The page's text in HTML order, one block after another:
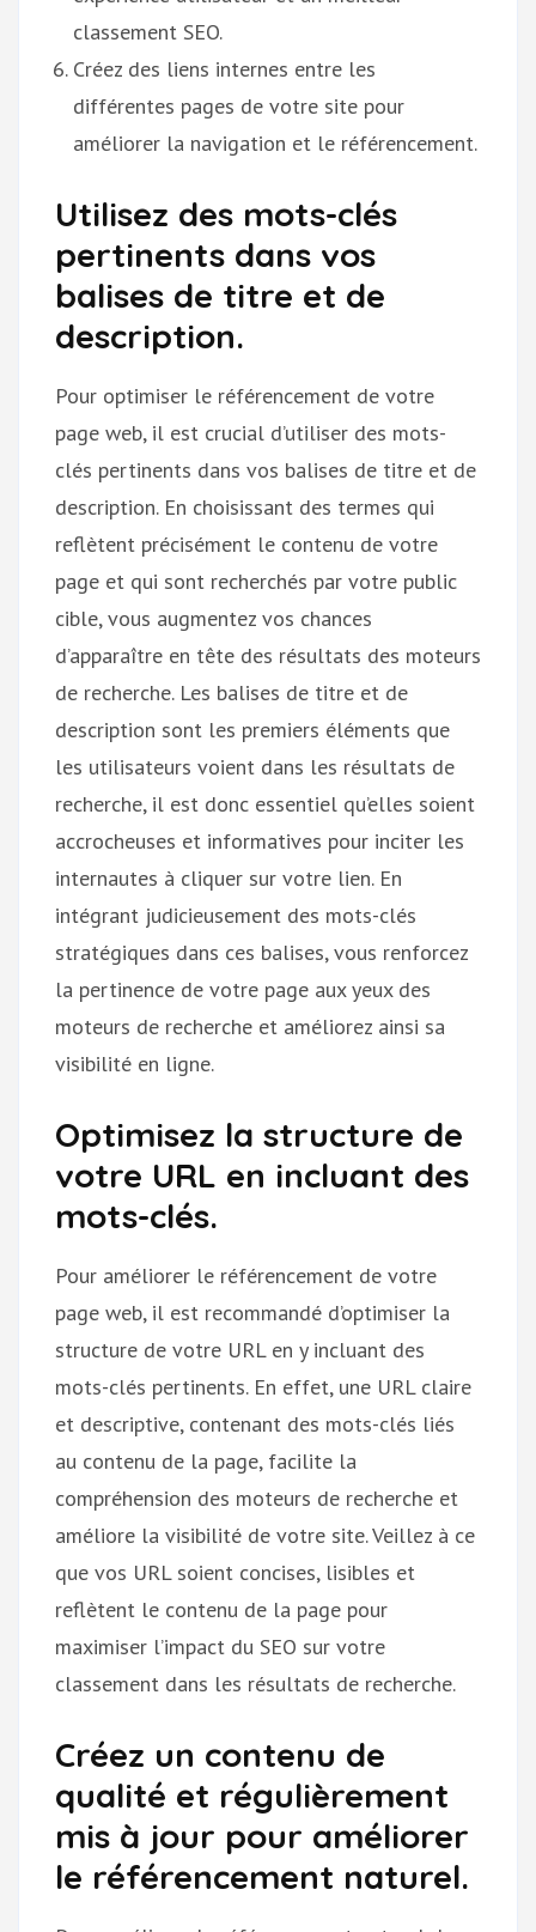
classement SEO.
Créez des liens internes entre les
différentes pages de votre site pour
améliorer la navigation et le référencement.
Utilisez des mots-clés
pertinents dans vos
balises de titre et de
description.
Pour optimiser le référencement de votre
page web, il est crucial d’utiliser des mots-
clés pertinents dans vos balises de titre et de
description. En choisissant des termes qui
reflètent précisément le contenu de votre
page et qui sont recherchés par votre public
cible, vous augmentez vos chances
d’apparaître en tête des résultats des moteurs
de recherche. Les balises de titre et de
description sont les premiers éléments que
les utilisateurs voient dans les résultats de
recherche, il est donc essentiel qu’elles soient
accrocheuses et informatives pour inciter les
internautes à cliquer sur votre lien. En
intégrant judicieusement des mots-clés
stratégiques dans ces balises, vous renforcez
la pertinence de votre page aux yeux des
moteurs de recherche et améliorez ainsi sa
visibilité en ligne.
Optimisez la structure de
votre URL en incluant des
mots-clés.
Pour améliorer le référencement de votre
page web, il est recommandé d’optimiser la
structure de votre URL en y incluant des
mots-clés pertinents. En effet, une URL claire
et descriptive, contenant des mots-clés liés
au contenu de la page, facilite la
compréhension des moteurs de recherche et
améliore la visibilité de votre site. Veillez à ce
que vos URL soient concises, lisibles et
reflètent le contenu de la page pour
maximiser l’impact du SEO sur votre
classement dans les résultats de recherche.
Créez un contenu de
qualité et régulièrement
mis à jour pour améliorer
le référencement naturel.